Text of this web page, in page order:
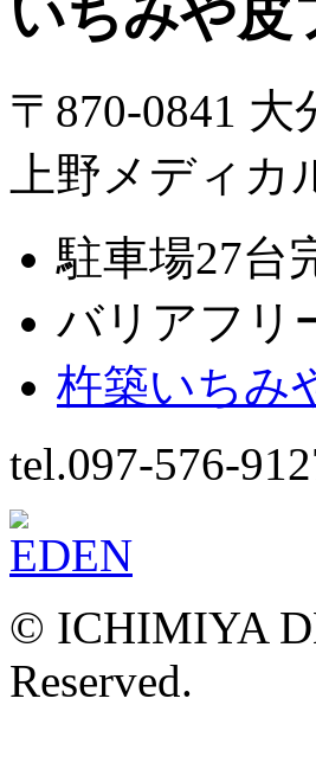
いちみや皮
〒870-0841
上野メディカ
駐車場27台
バリアフリ
杵築いちみ
tel.097-576-
© ICHIMIYA
Reserved.